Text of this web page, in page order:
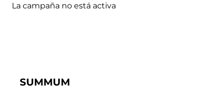
La campaña no está activa
SUMMUM